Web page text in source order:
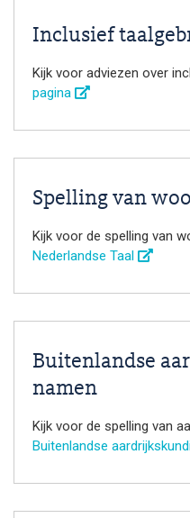
Inclusief
Kijk voor adviezen over
pagina
Spelling van
Kijk voor de spelling van
Nederlandse Taal
Buitenlandse
namen
Kijk voor de spelling van
Buitenlandse